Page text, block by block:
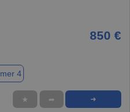
850 €
4
★ ➦ ➜